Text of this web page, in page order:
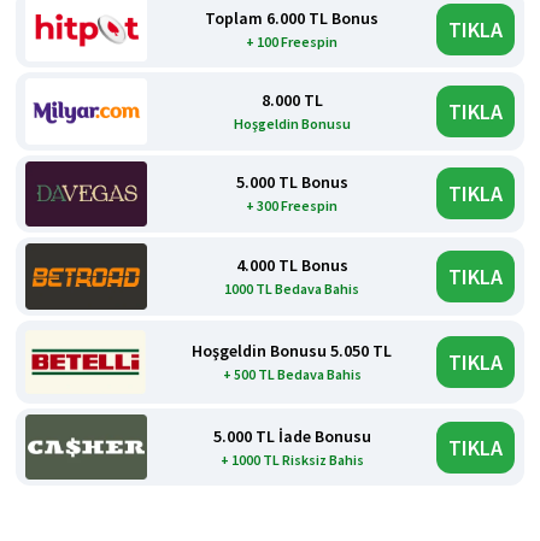
Toplam 6.000 TL Bonus
+ 100 Freespin TIKLA
8.000 TL
Hoşgeldin Bonusu TIKLA
5.000 TL Bonus
+ 300 Freespin TIKLA
4.000 TL Bonus
1000 TL Bedava Bahis TIKLA
Hoşgeldin Bonusu 5.050 TL
+ 500 TL Bedava Bahis TIKLA
5.000 TL İade Bonusu
+ 1000 TL Risksiz Bahis TIKLA